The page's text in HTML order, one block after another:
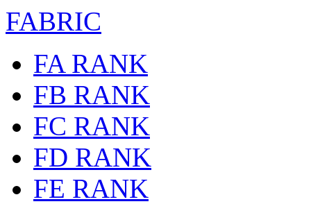
FABRIC
FA RANK
FB RANK
FC RANK
FD RANK
FE RANK